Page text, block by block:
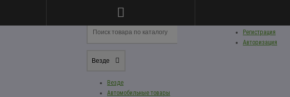
Регистрация
Авторизация
Везде
Везде
Автомобильные товары